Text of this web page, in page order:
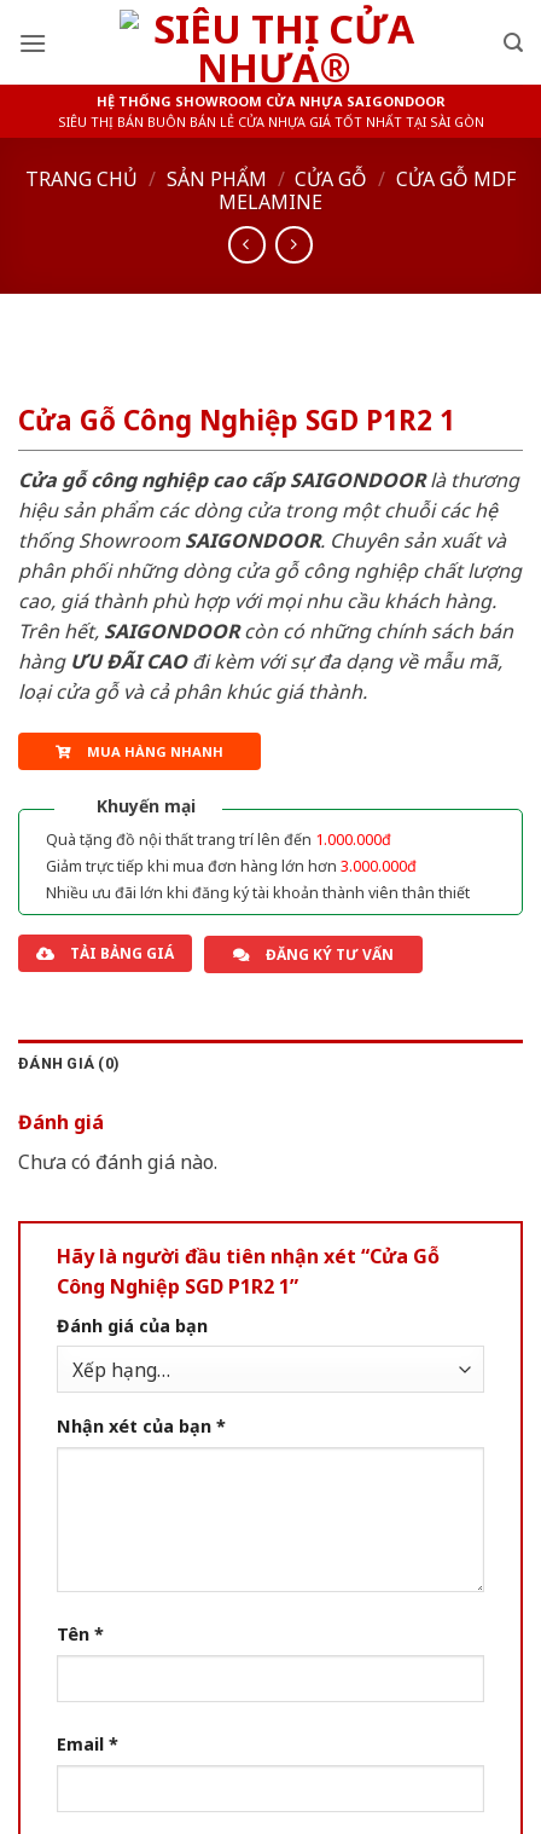
HỆ THỐNG SHOWROOM CỬA NHỰA SAIGONDOOR
SIÊU THỊ BÁN BUÔN BÁN LẺ CỬA NHỰA GIÁ TỐT NHẤT TẠI SÀI GÒN
TRANG CHỦ / SẢN PHẨM / CỬA GỖ / CỬA GỖ MDF
MELAMINE
Cửa Gỗ Công Nghiệp SGD P1R2 1
Cửa gỗ công nghiệp cao cấp SAIGONDOORlà thương
hiệu sản phẩm các dòng cửa trong một chuỗi các hệ
thống ShowroomSAIGONDOOR. Chuyên sản xuất và
phân phối những dòng cửa gỗ công nghiệp chất lượng
cao, giá thành phù hợp với mọi nhu cầu khách hàng.
Trên hết, SAIGONDOORcòn có những chính sách bán
hàng ƯU ĐÃI CAOđi kèm với sự đa dạng về mẫu mã,
loại cửa gỗ và cả phân khúc giá thành.
MUA HÀNG NHANH
Khuyến mại
Quà tặng đồ nội thất trang trí lên đến 1.000.000đ
Giảm trực tiếp khi mua đơn hàng lớn hơn 3.000.000đ
Nhiều ưu đãi lớn khi đăng ký tài khoản thành viên thân thiết
TẢI BẢNG GIÁ ĐĂNG KÝ TƯ VẤN
ĐÁNH GIÁ (0)
Đánh giá
Chưa có đánh giá nào.
Hãy là người đầu tiên nhận xét “Cửa Gỗ
Công Nghiệp SGD P1R2 1”
Đánh giá của bạn
Nhận xét của bạn *
Tên *
Email *